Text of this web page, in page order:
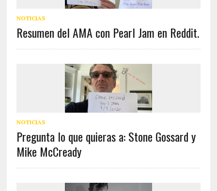
NOTICIAS
Resumen del AMA con Pearl Jam en Reddit.
NOTICIAS
Pregunta lo que quieras a: Stone Gossard y
Mike McCready